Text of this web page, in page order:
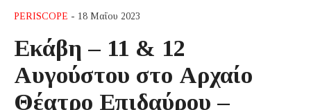
PERISCOPE - 18 Μαΐου 2023
Εκάβη – 11 & 12
Αυγούστου στο Αρχαίο
Θέατρο Επιδαύρου –